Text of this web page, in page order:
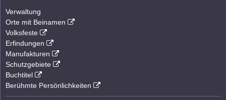
Verwaltung
Orte mit Beinamen
Volksfeste
Erfindungen
Manufakturen
Schutzgebiete
Buchtitel
Berühmte Persönlichkeiten